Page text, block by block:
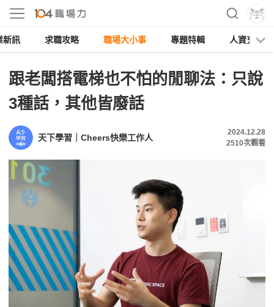
新訊 求職攻略 職場大小事 專題特輯 人資充電
跟老闆搭電梯也不怕的閒聊法：只說
3種話，其他皆廢話
天下學習｜Cheers快樂工作人
2024.12.28
2510次觀看